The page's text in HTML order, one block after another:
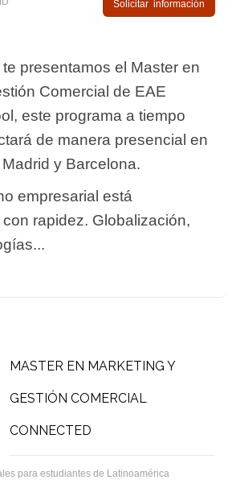
Solicitar información
presentamos el Master en
Comercial de EAE
este programa a tiempo
de manera presencial en
y Barcelona.
empresarial está
rapidez. Globalización,
MASTER EN MARKETING Y
GESTIÓN COMERCIAL
CONNECTED
para estudiantes de Latinoamérica